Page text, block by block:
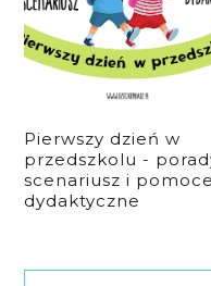
Pierwszy dzień w
przedszkolu -
scenariusz i pomoce
dydaktyczne